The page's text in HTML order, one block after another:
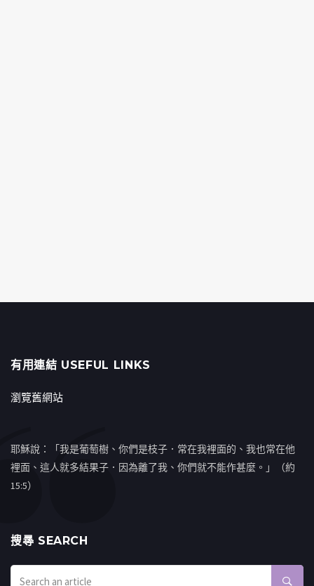
有用連結 USEFUL LINKS
瀏覽舊網站
耶穌說：「我是葡萄樹、你們是枝子．常在我裡面的、我也常在他
裡面、這人就多結果子．因為離了我、你們就不能作甚麼。」（約
15:5）
搜㝷 SEARCH